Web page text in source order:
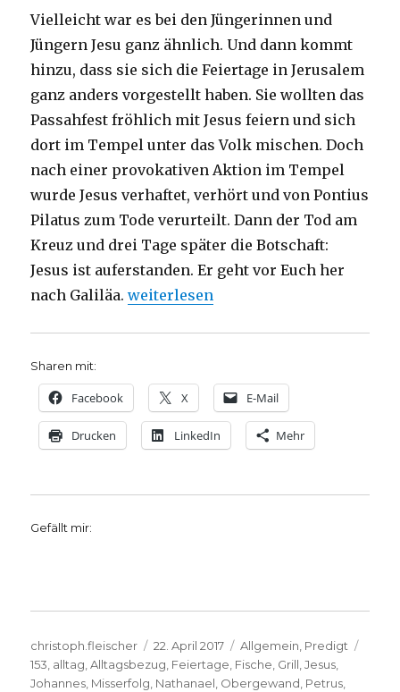
Vielleicht war es bei den Jüngerinnen und
Jüngern Jesu ganz ähnlich. Und dann kommt
hinzu, dass sie sich die Feiertage in Jerusalem
ganz anders vorgestellt haben. Sie wollten das
Passahfest fröhlich mit Jesus feiern und sich
dort im Tempel unter das Volk mischen. Doch
nach einer provokativen Aktion im Tempel
wurde Jesus verhaftet, verhört und von Pontius
Pilatus zum Tode verurteilt. Dann der Tod am
Kreuz und drei Tage später die Botschaft:
Jesus ist auferstanden. Er geht vor Euch her
nach Galiläa.„Predigt über Johannes 21, Christoph
weiterlesen
Sharen mit:
Facebook X E-Mail
Drucken LinkedIn Mehr
Gefällt mir:
Autor
christoph.fleischer
Veröffentlicht
am
22. April 2017 Kategorien
Allgemein, Predigt
153, alltag,Alltagsbezug, Feiertage, Fische, Grill,Jesus,
Johannes, Misserfolg, Nathanael, Obergewand, Petrus,